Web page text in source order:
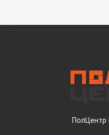
ПолЦентр